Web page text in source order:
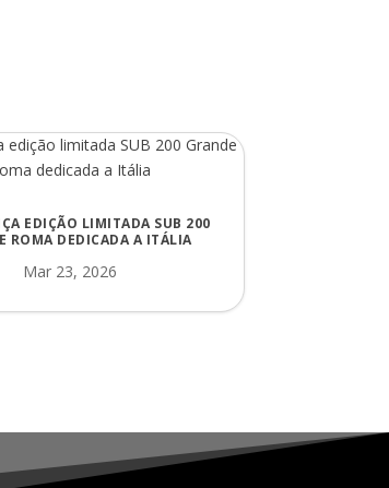
EDIÇÃO LIMITADA SUB 200
ROMA DEDICADA A ITÁLIA
Mar 23, 2026